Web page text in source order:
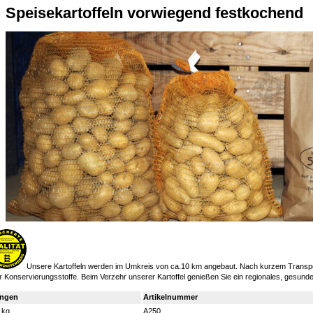
Speisekartoffeln vorwiegend festkochend
Unsere Kartoffeln werden im Umkreis von ca.10 km angebaut. Nach kurzem
Konservierungsstoffe. Beim Verzehr unserer Kartoffel genießen Sie ein regionales,
Artikelnummer
kg
A250